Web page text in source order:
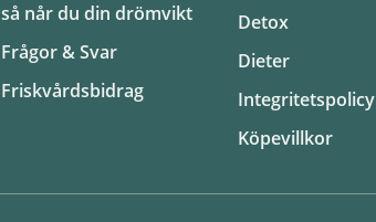
så når du din drömvikt
Frågor & Svar
Friskvårdsbidrag
Detox
Dieter
Integritetspolicy
Köpevillkor